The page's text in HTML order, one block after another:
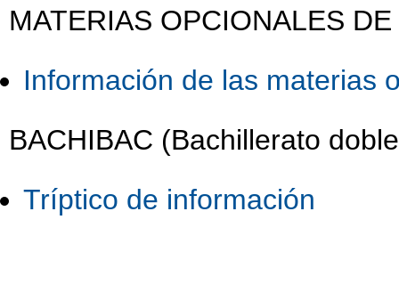
MATERIAS OPCIONALES
Información de las materias
BACHIBAC (Bachillerato
Tríptico de información